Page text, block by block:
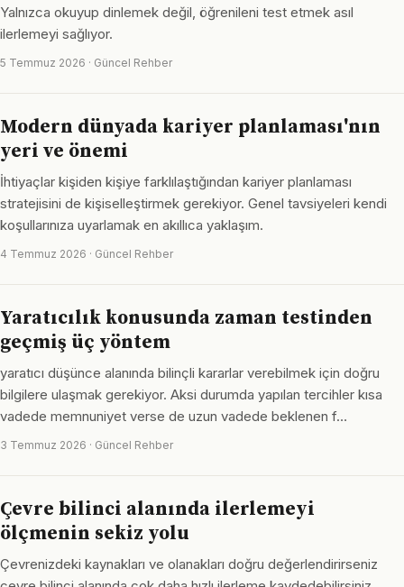
Yalnızca okuyup dinlemek değil, öğrenileni test etmek asıl
ilerlemeyi sağlıyor.
5 Temmuz 2026 · Güncel Rehber
Modern dünyada kariyer planlaması'nın
yeri ve önemi
İhtiyaçlar kişiden kişiye farklılaştığından kariyer planlaması
stratejisini de kişiselleştirmek gerekiyor. Genel tavsiyeleri kendi
koşullarınıza uyarlamak en akıllıca yaklaşım.
4 Temmuz 2026 · Güncel Rehber
Yaratıcılık konusunda zaman testinden
geçmiş üç yöntem
yaratıcı düşünce alanında bilinçli kararlar verebilmek için doğru
bilgilere ulaşmak gerekiyor. Aksi durumda yapılan tercihler kısa
vadede memnuniyet verse de uzun vadede beklenen f…
3 Temmuz 2026 · Güncel Rehber
Çevre bilinci alanında ilerlemeyi
ölçmenin sekiz yolu
Çevrenizdeki kaynakları ve olanakları doğru değerlendirirseniz